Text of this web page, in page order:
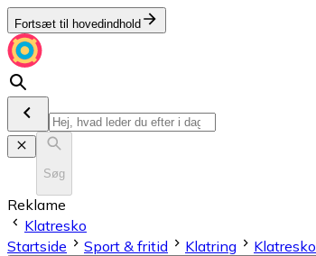
Fortsæt til hovedindhold
Søg
Reklame
Klatresko
Startside
Sport & fritid Klatring Klatresko